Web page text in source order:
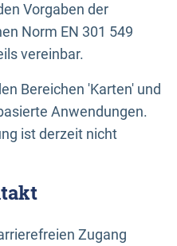
Vorgaben der
Norm EN 301 549
vereinbar.
Bereichen 'Karten' und
Anwendungen.
ist derzeit nicht
Zugang